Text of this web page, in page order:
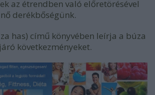
az étrendben való előretörésével
derékbőségünk.
has) című könyvében leírja a búza
következményeket.